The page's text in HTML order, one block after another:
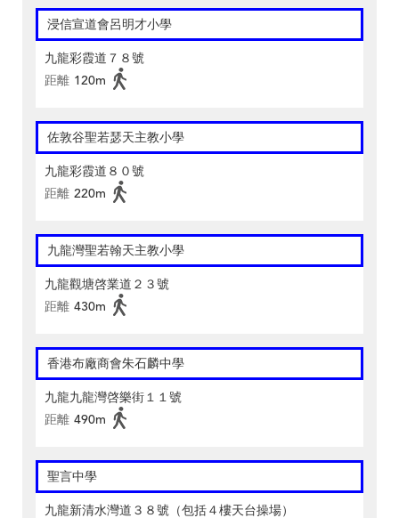
浸信宣道會呂明才小學
九龍彩霞道７８號
距離 120m
佐敦谷聖若瑟天主教小學
九龍彩霞道８０號
距離 220m
九龍灣聖若翰天主教小學
九龍觀塘啓業道２３號
距離 430m
香港布廠商會朱石麟中學
九龍九龍灣啓樂街１１號
距離 490m
聖言中學
九龍新清水灣道３８號（包括４樓天台操場）